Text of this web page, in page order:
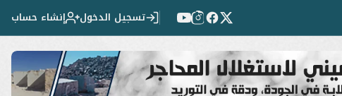
تسجيل الدخول إنشاء حساب